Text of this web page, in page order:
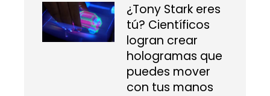
¿Tony Stark eres
tú? Científicos
logran crear
hologramas que
puedes mover
con tus manos